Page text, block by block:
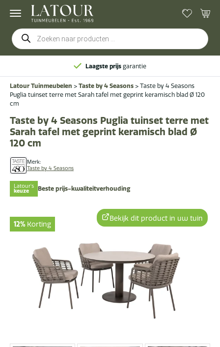
Producten
zoeken
Laagste prijs garantie
Latour Tuinmeubelen > Taste by 4 Seasons > Taste by 4 Seasons
Puglia tuinset terre met Sarah tafel met geprint keramisch blad Ø 120
cm
Merk:
Taste by 4 Seasons
Taste by 4 Seasons Puglia tuinset terre met
Sarah tafel met geprint keramisch blad Ø
120 cm
Latour's
keuze Beste prijs-kwaliteitverhouding
12% Korting
Bekijk dit product in uw tuin